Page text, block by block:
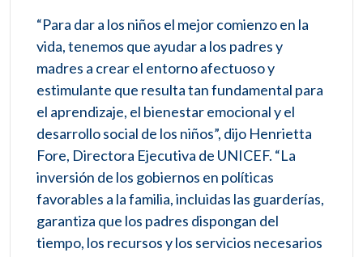
“Para dar a los niños el mejor comienzo en la
vida, tenemos que ayudar a los padres y
madres a crear el entorno afectuoso y
estimulante que resulta tan fundamental para
el aprendizaje, el bienestar emocional y el
desarrollo social de los niños”, dijo Henrietta
Fore, Directora Ejecutiva de UNICEF. “La
inversión de los gobiernos en políticas
favorables a la familia, incluidas las guarderías,
garantiza que los padres dispongan del
tiempo, los recursos y los servicios necesarios